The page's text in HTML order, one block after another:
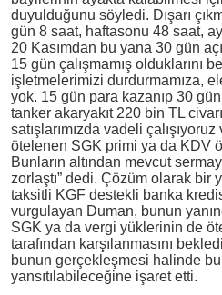
duyulduğunu söyledi. Dışarı
gün 8 saat, haftasonu 48 saat,
20 Kasımdan bu yana 30 gün
15 gün çalışmamış olduklarını
işletmelerimizi durdurmamıza,
yok. 15 gün para kazanıp 30
tanker akaryakıt 220 bin TL
satışlarımızda vadeli
ötelenen SGK primi ya da KDV
Bunların altından mevcut
zorlaştı” dedi. Çözüm olarak bir
taksitli KGF destekli banka
vurgulayan Duman, bunun
SGK ya da vergi yüklerinin de
tarafından karşılanmasını
bunun gerçekleşmesi halinde
yansıtılabileceğine işaret etti.